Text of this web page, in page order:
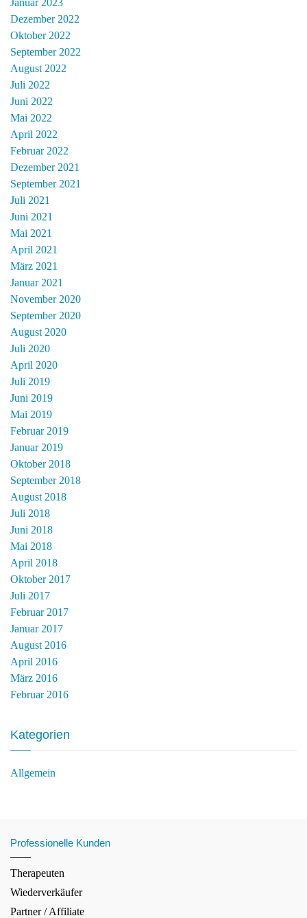
Januar 2023
Dezember 2022
Oktober 2022
September 2022
August 2022
Juli 2022
Juni 2022
Mai 2022
April 2022
Februar 2022
Dezember 2021
September 2021
Juli 2021
Juni 2021
Mai 2021
April 2021
März 2021
Januar 2021
November 2020
September 2020
August 2020
Juli 2020
April 2020
Juli 2019
Juni 2019
Mai 2019
Februar 2019
Januar 2019
Oktober 2018
September 2018
August 2018
Juli 2018
Juni 2018
Mai 2018
April 2018
Oktober 2017
Juli 2017
Februar 2017
Januar 2017
August 2016
April 2016
März 2016
Februar 2016
Kategorien
Allgemein
Professionelle Kunden
Therapeuten
Wiederverkäufer
Partner / Affiliate